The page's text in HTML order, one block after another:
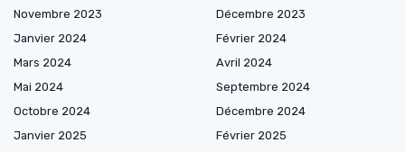
Novembre 2023
Décembre 2023
Janvier 2024
Février 2024
Mars 2024
Avril 2024
Mai 2024
Septembre 2024
Octobre 2024
Décembre 2024
Janvier 2025
Février 2025